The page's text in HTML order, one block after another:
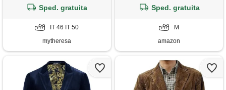
Sped. gratuita
IT 46 IT 50
mytheresa
matrimonio, vino, m
Sped. gratuita
M
amazon